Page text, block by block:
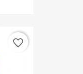
favorite_border